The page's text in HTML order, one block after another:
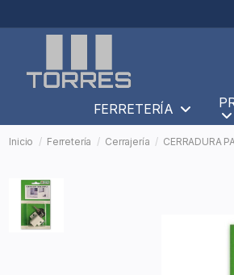
FERRETERÍA
Inicio Ferretería Cerrajería CERRADURA